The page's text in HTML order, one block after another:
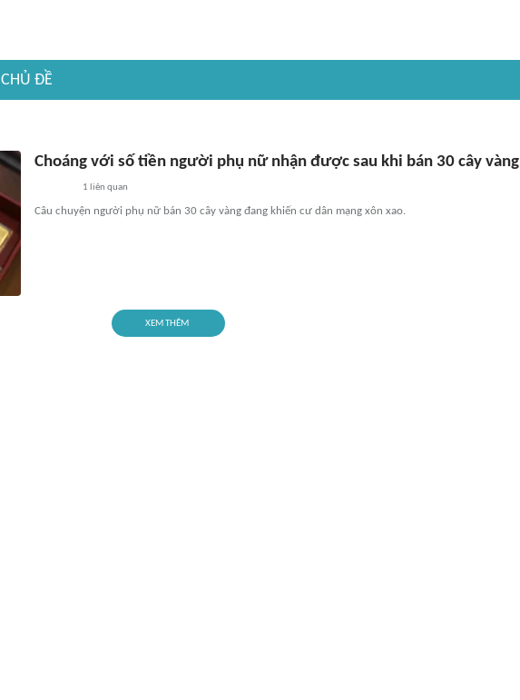
CHỦ ĐỀ
Choáng với số tiền người phụ nữ nhận được sau khi bán 30 cây vàng
1 liên quan
Câu chuyện người phụ nữ bán 30 cây vàng đang khiến cư dân mạng xôn xao.
XEM THÊM